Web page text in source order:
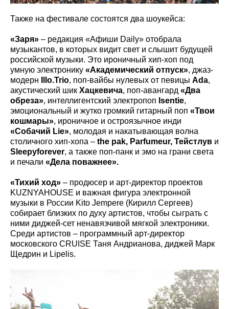
Также на фестивале состоятся два шоукейса:
«Заря» – редакция «Афиши Daily» отобрала
музыкантов, в которых видит свет и слышит будущей
российской музыки. Это ироничный хип-хоп под
умную электронику «Академический отпуск», джаз-
модерн
Illo.Trio, поп-вайбы нулевых от певицы Ada,
акустический шик Хацкевича, поп-авангард «Два
обреза», интеллигентский электропоп Isentie,
эмоциональный и жутко громкий гитарный поп «Твои
кошмары», ироничное и остроязычное инди
«Собачий Lie», молодая и накатывающая волна
столичного хип-хопа – the pak, Parfumeur, Тейстлув и
Sleepyforever, а также поп-панк и эмо на грани света
и печали «Дела поважнее».
«Тихий ход» – продюсер и арт-директор проектов
KUZNYAHOUSE и важная фигура электронной
музыки в России Kito Jempere (Кирилл Сергеев)
собирает близких по духу артистов, чтобы сыграть с
ними диджей-сет ненавязчивой мягкой электроники.
Среди артистов – программный арт-директор
московского CRUISE Таня Андрианова, диджей Марк
Щедрин и Lipelis.